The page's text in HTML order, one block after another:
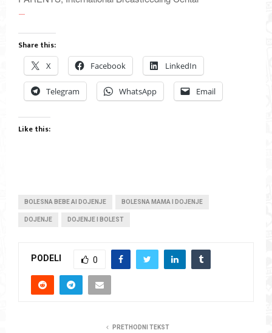
—
Share this:
X Facebook LinkedIn
Telegram WhatsApp Email
Like this:
BOLESNA BEBE AI DOJENJE BOLESNA MAMA I DOJENJE
DOJENJE DOJENJE I BOLEST
PODELI 0
PRETHODNI TEKST